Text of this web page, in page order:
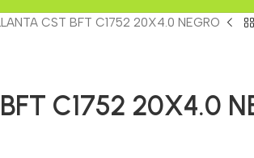
CST BFT C1752 20X4.0 NEGRO
C1752 20X4.0